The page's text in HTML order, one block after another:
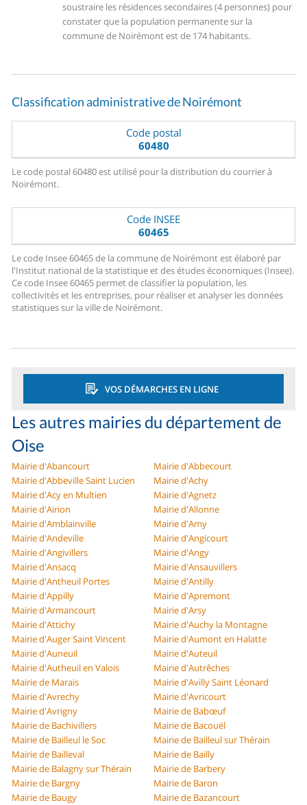
soustraire les résidences secondaires (4 personnes) pour
constater que la population permanente sur la
commune de Noirémont est de 174 habitants.
Classification administrative de Noirémont
Code postal
60480
Le code postal 60480 est utilisé pour la distribution du courrier à
Noirémont.
Code INSEE
60465
Le code Insee 60465 de la commune de Noirémont est élaboré par
l'Institut national de la statistique et des études économiques (Insee).
Ce code Insee 60465 permet de classifier la population, les
collectivités et les entreprises, pour réaliser et analyser les données
statistiques sur la ville de Noirémont.
VOS DÉMARCHES EN LIGNE
Les autres mairies du département de
Oise
Mairie d'Abancourt
Mairie d'Abbecourt
Mairie d'Abbeville Saint Lucien
Mairie d'Achy
Mairie d'Acy en Multien
Mairie d'Agnetz
Mairie d'Airion
Mairie d'Allonne
Mairie d'Amblainville
Mairie d'Amy
Mairie d'Andeville
Mairie d'Angicourt
Mairie d'Angivillers
Mairie d'Angy
Mairie d'Ansacq
Mairie d'Ansauvillers
Mairie d'Antheuil Portes
Mairie d'Antilly
Mairie d'Appilly
Mairie d'Apremont
Mairie d'Armancourt
Mairie d'Arsy
Mairie d'Attichy
Mairie d'Auchy la Montagne
Mairie d'Auger Saint Vincent
Mairie d'Aumont en Halatte
Mairie d'Auneuil
Mairie d'Auteuil
Mairie d'Autheuil en Valois
Mairie d'Autrêches
Mairie de Marais
Mairie d'Avilly Saint Léonard
Mairie d'Avrechy
Mairie d'Avricourt
Mairie d'Avrigny
Mairie de Babœuf
Mairie de Bachivillers
Mairie de Bacouël
Mairie de Bailleul le Soc
Mairie de Bailleul sur Thérain
Mairie de Bailleval
Mairie de Bailly
Mairie de Balagny sur Thérain
Mairie de Barbery
Mairie de Bargny
Mairie de Baron
Mairie de Baugy
Mairie de Bazancourt